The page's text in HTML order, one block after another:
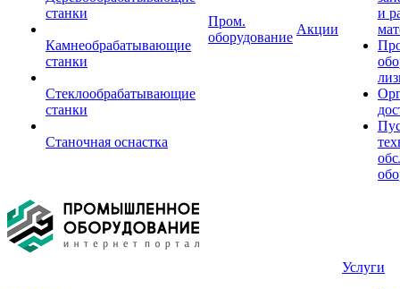
станки
Камнеобрабатывающие
станки
Стеклообрабатывающие
станки
Станочная оснастка
Пром.
оборудование
Акции
и
Услуги